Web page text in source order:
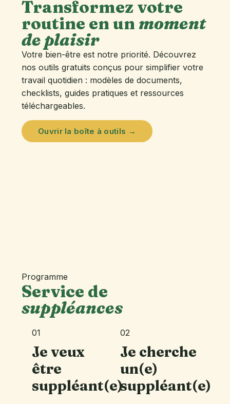
Transformez votre
routine en un moment
de plaisir
Votre bien-être est notre priorité. Découvrez
nos outils gratuits conçus pour simplifier votre
travail quotidien : modèles de documents,
checklists, guides pratiques et ressources
téléchargeables.
Ouvrir la boîte à outils →
Programme
Service de
suppléances
01
Je veux
être
suppléant(e)
02
Je cherche
un(e)
suppléant(e)